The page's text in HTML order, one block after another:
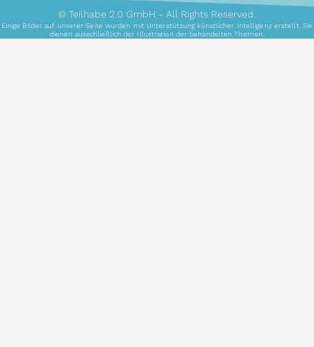
© Teilhabe 2.0 GmbH - All Rights Reserved.
Einige Bilder auf unserer Seite wurden mit Unterstützung künstlicher Intelligenz erstellt. Sie
dienen ausschließlich der Illustration der behandelten Themen.